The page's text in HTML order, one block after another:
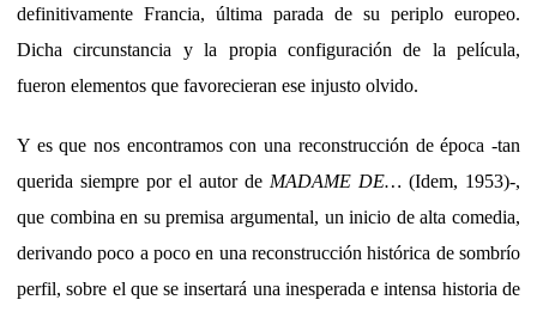
definitivamente Francia, última parada de su periplo europeo.
Dicha circunstancia y la propia configuración de la película,
fueron elementos que favorecieran ese injusto olvido.
Y es que nos encontramos con una reconstrucción de época -tan
querida siempre por el autor de MADAME DE… (Idem, 1953)-,
que combina en su premisa argumental, un inicio de alta comedia,
derivando poco a poco en una reconstrucción histórica de sombrío
perfil, sobre el que se insertará una inesperada e intensa historia de